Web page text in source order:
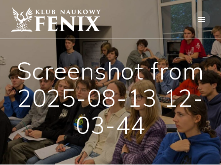
content
Screenshot from
2025-08-13 12-
03-44